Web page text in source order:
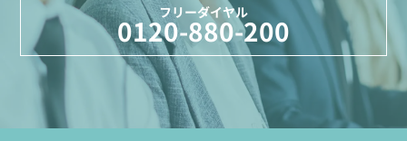
フリーダイヤル
0120-880-200